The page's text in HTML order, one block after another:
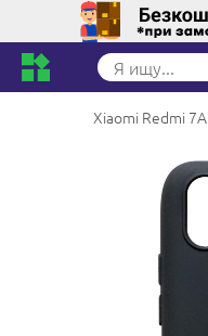
Xiaomi Redmi 7A